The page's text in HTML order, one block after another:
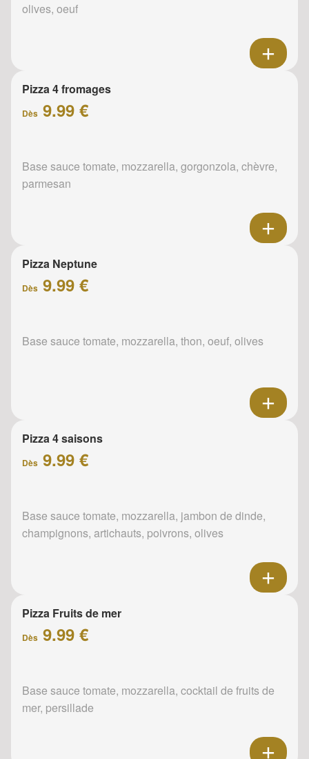
olives, oeuf
Pizza 4 fromages
Dès 9.99 €
Base sauce tomate, mozzarella, gorgonzola, chèvre,
parmesan
Pizza Neptune
Dès 9.99 €
Base sauce tomate, mozzarella, thon, oeuf, olives
Pizza 4 saisons
Dès 9.99 €
Base sauce tomate, mozzarella, jambon de dinde,
champignons, artichauts, poivrons, olives
Pizza Fruits de mer
Dès 9.99 €
Base sauce tomate, mozzarella, cocktail de fruits de
mer, persillade